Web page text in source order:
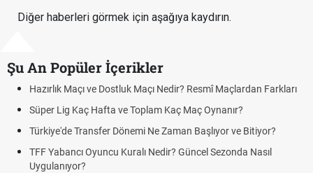
Diğer haberleri görmek için aşağıya kaydırın.
Şu An Popüler İçerikler
Hazırlık Maçı ve Dostluk Maçı Nedir? Resmî Maçlardan Farkları
Süper Lig Kaç Hafta ve Toplam Kaç Maç Oynanır?
Türkiye'de Transfer Dönemi Ne Zaman Başlıyor ve Bitiyor?
TFF Yabancı Oyuncu Kuralı Nedir? Güncel Sezonda Nasıl
Uygulanıyor?